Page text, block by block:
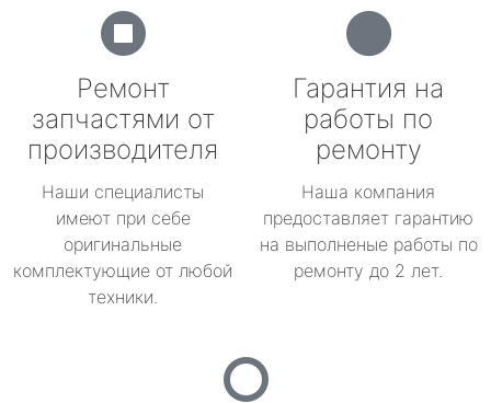
Ремонт
запчастями от
производителя
Наши специалисты
имеют при себе
оригинальные
комплектующие от любой
техники.
Гарантия на
работы по
ремонту
Наша компания
предоставляет гарантию
на выполненые работы по
ремонту до 2 лет.